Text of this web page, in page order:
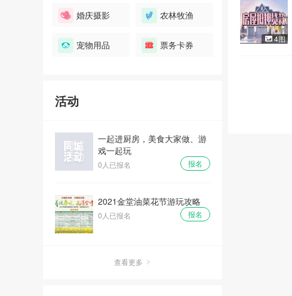
婚庆摄影 农林牧渔
宠物用品 票务卡券
活动
一起进厨房，美食大家做、游
戏一起玩
报名
0人已报名
2021金堂油菜花节游玩攻略
报名
0人已报名
查看更多
4图